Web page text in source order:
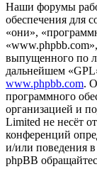
Наши форумы
обеспечения для
«они»,
выпущенного по
дальнейшем
www.phpbb.com.
программного
организацией и
Limited не несёт
конференций
и/или поведения
phpBB